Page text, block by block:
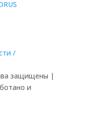
/
защищены |
и